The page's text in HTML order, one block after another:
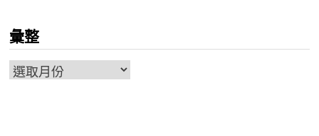
彙整
彙